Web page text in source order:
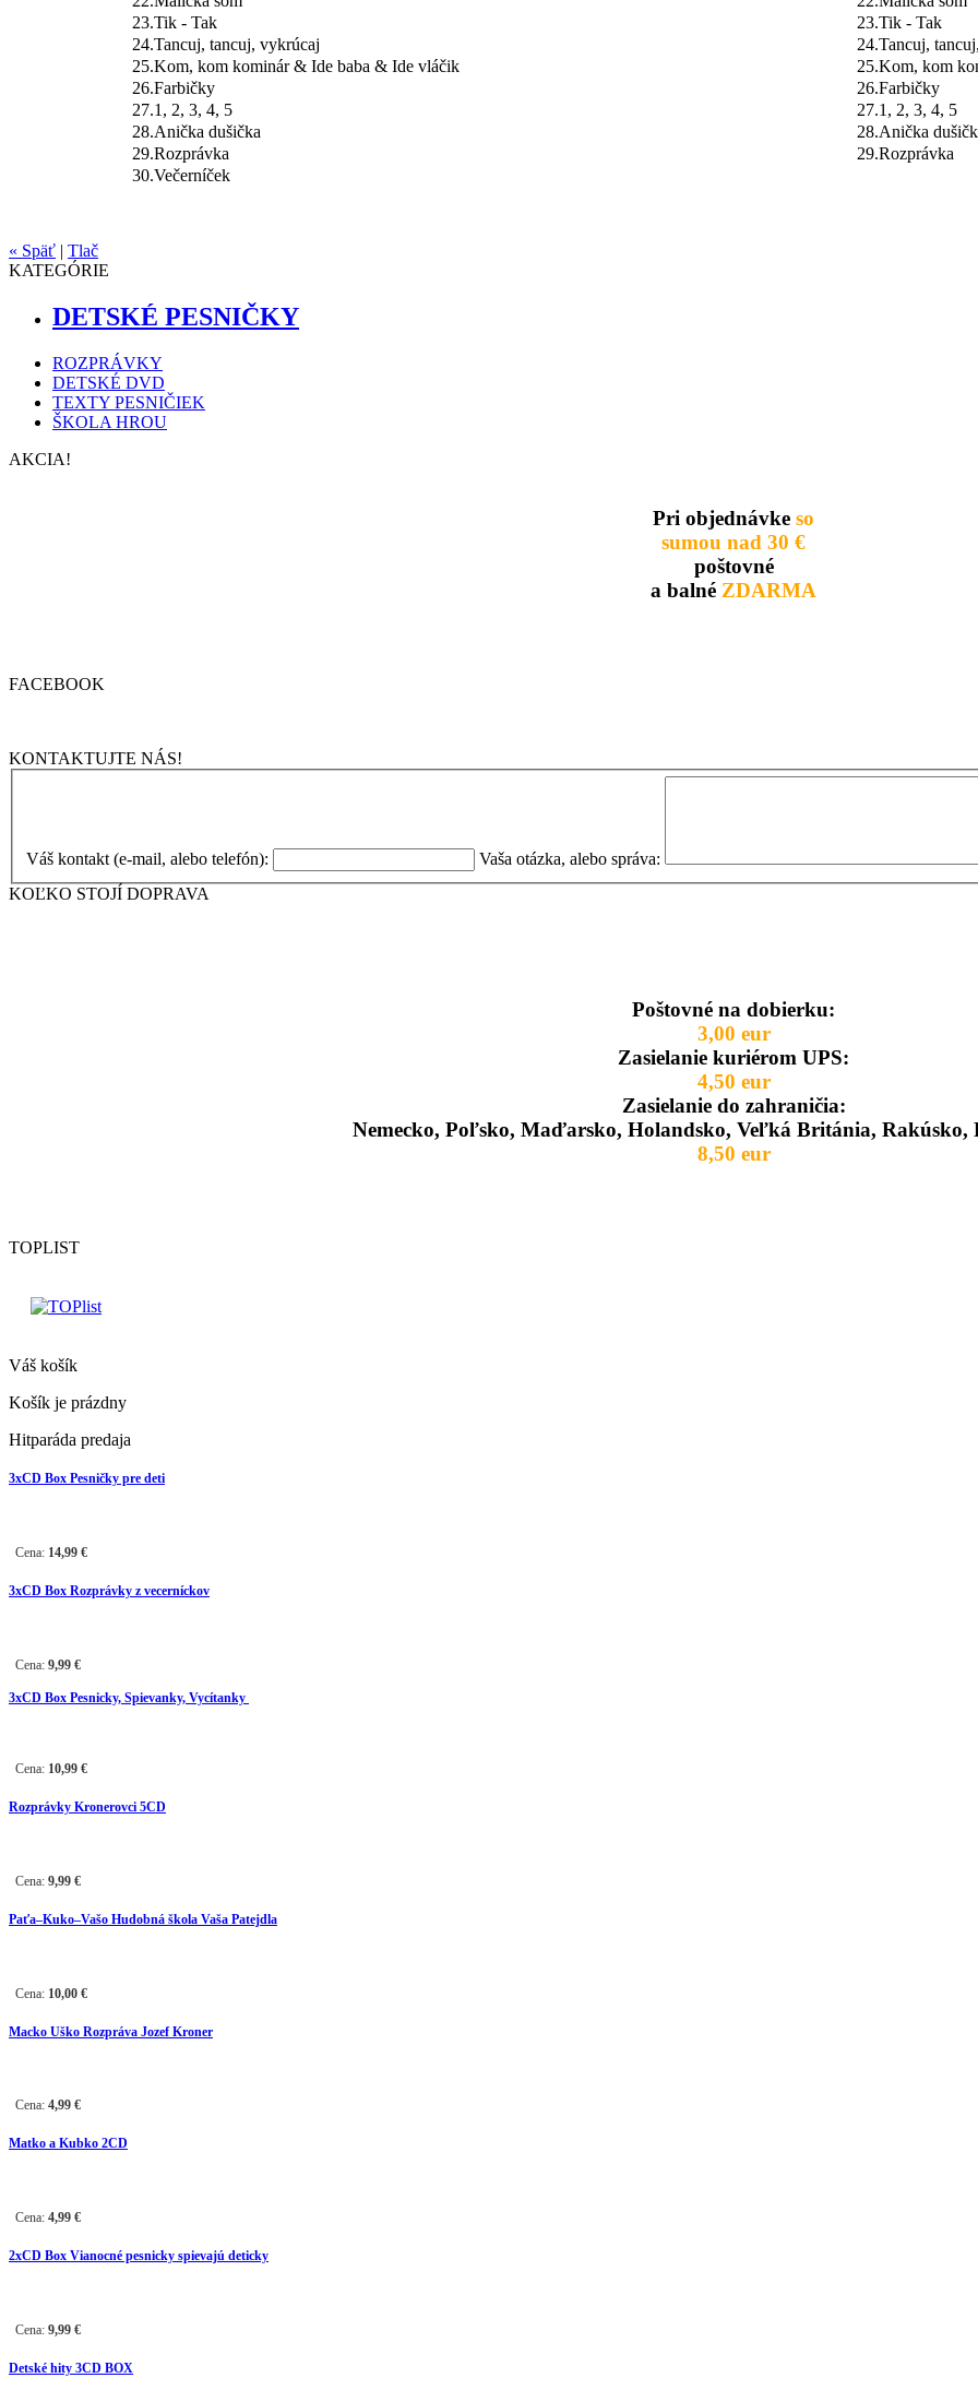
23.Tik - Tak 23.Tik - Tak
24.Tancuj, tancuj, vykrúcaj 24.Tancuj,
25.Kom, kom kominár & Ide baba & Ide vláčik 25.Kom, kom
26.Farbičky 26.Farbičky
27.1, 2, 3, 4, 5 27.1, 2, 3, 4, 5
28.Anička dušička 28.Anička
29.Rozprávka 29.Rozprávka
30.Večerníček
« Späť | Tlač
KATEGÓRIE
DETSKÉ PESNIČKY
ROZPRÁVKY
DETSKÉ DVD
TEXTY PESNIČIEK
ŠKOLA HROU
AKCIA!
Pri objednávke so
sumou nad 30 €
poštovné
a balné ZDARMA
FACEBOOK
KONTAKTUJTE NÁS!
Váš kontakt (e-mail, alebo telefón): Vaša otázka, alebo správa:
KOĽKO STOJÍ DOPRAVA
Poštovné na dobierku:
3,00 eur
Zasielanie kuriérom UPS:
4,50 eur
Zasielanie do zahraničia:
Nemecko, Poľsko, Maďarsko, Holandsko, Veľká Británia, Rakúsko,
8,50 eur
TOPLIST
Váš košík
Košík je prázdny
Hitparáda predaja
3xCD Box Pesničky pre deti
Cena: 14,99 €
3xCD Box Rozprávky z vecerníckov
Cena: 9,99 €
3xCD Box Pesnicky, Spievanky, Vycítanky
Cena: 10,99 €
Rozprávky Kronerovci 5CD
Cena: 9,99 €
Paťa–Kuko–Vašo Hudobná škola Vaša Patejdla
Cena: 10,00 €
Macko Uško Rozpráva Jozef Kroner
Cena: 4,99 €
Matko a Kubko 2CD
Cena: 4,99 €
2xCD Box Vianocné pesnicky spievajú deticky
Cena: 9,99 €
Detské hity 3CD BOX